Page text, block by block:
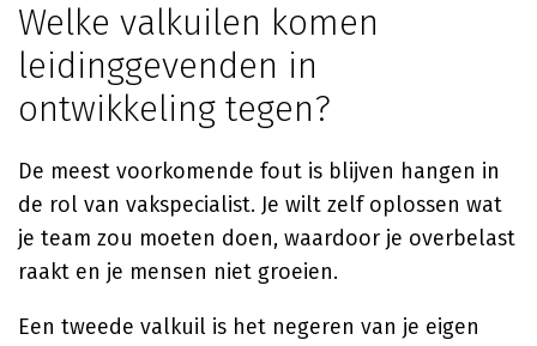
Welke valkuilen komen
leidinggevenden in
ontwikkeling tegen?
De meest voorkomende fout is blijven hangen in
de rol van vakspecialist. Je wilt zelf oplossen wat
je team zou moeten doen, waardoor je overbelast
raakt en je mensen niet groeien.
Een tweede valkuil is het negeren van je eigen